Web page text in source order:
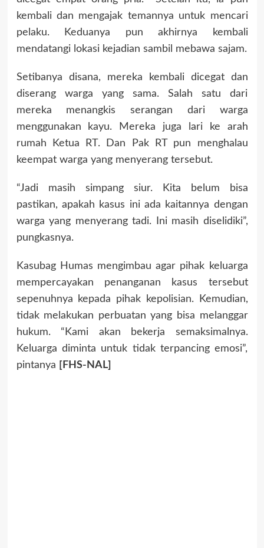
kembali dan mengajak temannya untuk mencari
pelaku. Keduanya pun akhirnya kembali
mendatangi lokasi kejadian sambil mebawa sajam.
Setibanya disana, mereka kembali dicegat dan
diserang warga yang sama. Salah satu dari
mereka menangkis serangan dari warga
menggunakan kayu. Mereka juga lari ke arah
rumah Ketua RT. Dan Pak RT pun menghalau
keempat warga yang menyerang tersebut.
“Jadi masih simpang siur. Kita belum bisa
pastikan, apakah kasus ini ada kaitannya dengan
warga yang menyerang tadi. Ini masih diselidiki”,
pungkasnya.
Kasubag Humas mengimbau agar pihak keluarga
mempercayakan penanganan kasus tersebut
sepenuhnya kepada pihak kepolisian. Kemudian,
tidak melakukan perbuatan yang bisa melanggar
hukum. “Kami akan bekerja semaksimalnya.
Keluarga diminta untuk tidak terpancing emosi”,
pintanya
[FHS-NAL]